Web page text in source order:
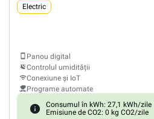
Electric
Panou digital
Controlul umidității
Conexiune și IoT
Programe automate
Consumul în kWh: 27,1 kWh/zile
Emisiune de CO2: 0 kg CO2/zile